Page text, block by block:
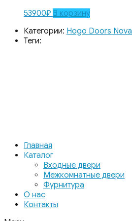
53900₽ В корзину
Категории: Hogo Doors Nova
Теги:
Главная
Каталог
Входные двери
Межкомнатные двери
Фурнитура
О нас
Контакты